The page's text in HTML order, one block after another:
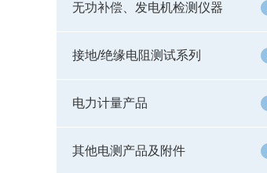
无功补偿、发电机检测仪器
接地/绝缘电阻测试系列
电力计量产品
其他电测产品及附件